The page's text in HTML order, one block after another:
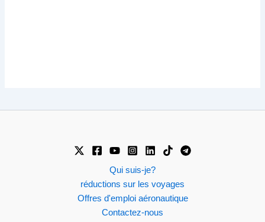
Qui suis-je?
réductions sur les voyages
Offres d'emploi aéronautique
Contactez-nous